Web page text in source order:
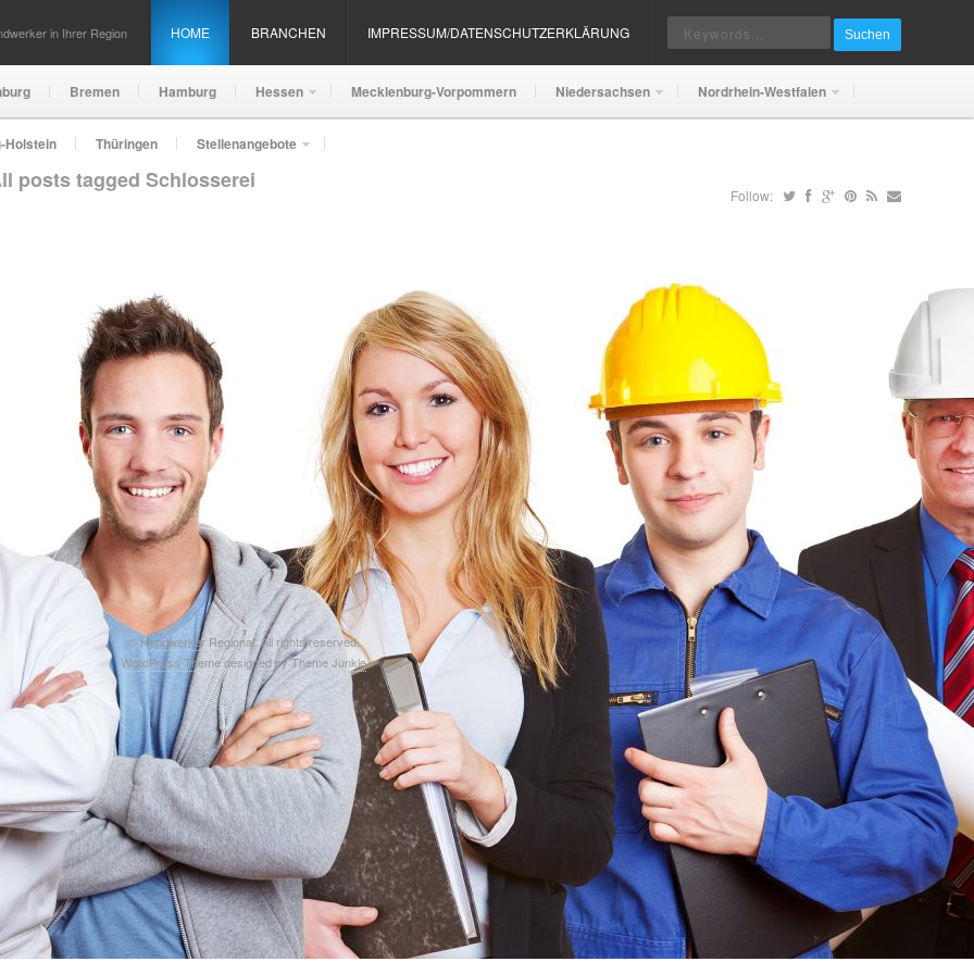
in Ihrer Region HOME BRANCHEN IMPRESSUM/DATENSCHUTZERKLÄRUNG Suchen
Bremen Hamburg Hessen Mecklenburg-Vorpommern Niedersachsen Nordrhein-Westfalen
Holstein Thüringen Stellenangebote
Follow:
posts tagged Schlosserei
©Handwerker Regional. All rights reserved.
WordPress Themedesigned byTheme Junkie